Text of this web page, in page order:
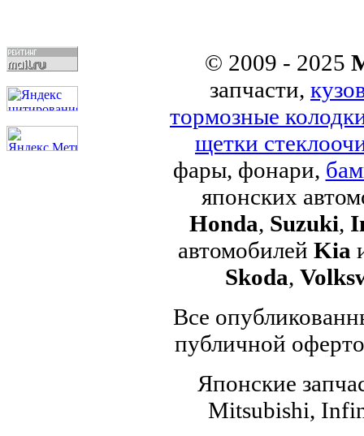
© 2009 - 2025
запчасти,
тормозные
щетки
фары, фонари,
японских
Honda, Suzuki,
автомобилей Kia
Skoda,
Все
публичной
Японские
Mitsubishi,